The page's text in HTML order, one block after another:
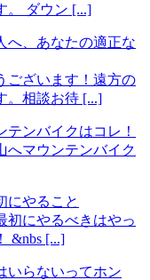
。 ダウン [...]
へ、あなたの適正な
ございます！遠方の
。相談お待 [...]
ンバイクはコレ！
へマウンテンバイク
にやること
初にやるべきはやっ
&nbs [...]
いらないってホン